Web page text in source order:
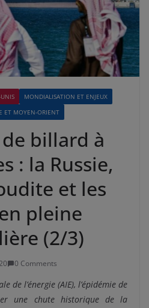
MONDIALISATION ET ENJEUX
ET MOYEN-ORIENT
billard à
: la Russie,
et les
pleine
(2/3)
0 Comments
de l’énergie (AIE), l’épidémie de
une chute historique de la